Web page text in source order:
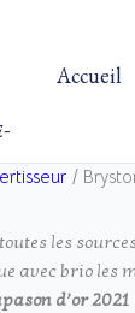
Accueil
les
avec brio
d’or 2021